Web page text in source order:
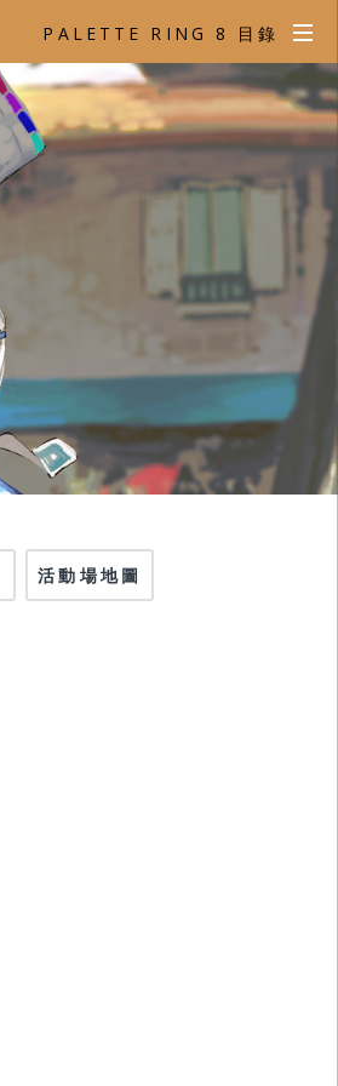
PALETTE RING 8 目錄
活動場地圖